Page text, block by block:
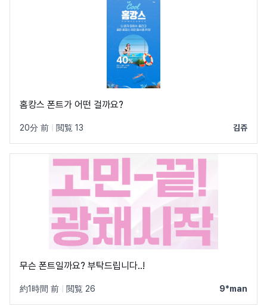
홈캉스 폰트가 어떤 걸까요?
20分 前 閲覧 13 김쥬
무슨 폰트일까요? 부탁드립니다..!
約1時間 前 閲覧 26 9*man